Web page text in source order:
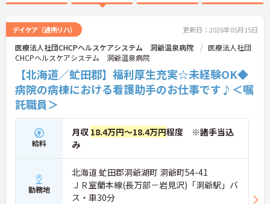
デイケア（通所リハ） 更新日：2026年05月15日
医療法人社団CHCPヘルスケアシステム 洞爺温泉病院
医療法人社団
CHCPヘルスケアシステム 洞爺温泉病院
【北海道／虻田郡】福利厚生充実☆未経験OK◆
病院の病棟における看護助手のお仕事です♪＜嘱
託職員＞
給料
月収 18.4万円～18.4万円程度 ※諸手当込
み
勤務地
北海道 虻田郡洞爺湖町 洞爺町54-41
ＪＲ室蘭本線(長万部－岩見沢)「洞爺駅」バ
ス・車30分